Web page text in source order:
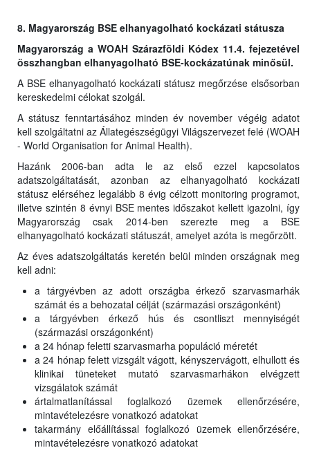
8. Magyarország BSE elhanyagolható kockázati státusza
Magyarország a WOAH Szárazföldi Kódex 11.4. fejezetével
összhangban elhanyagolható BSE-kockázatúnak minősül.
A BSE elhanyagolható kockázati státusz megőrzése elsősorban
kereskedelmi célokat szolgál.
A státusz fenntartásához minden év november végéig adatot
kell szolgáltatni az Állategészségügyi Világszervezet felé (WOAH
- World Organisation for Animal Health).
Hazánk 2006-ban adta le az első ezzel kapcsolatos
adatszolgáltatását, azonban az elhanyagolható kockázati
státusz elérséhez legalább 8 évig célzott monitoring programot,
illetve szintén 8 évnyi BSE mentes időszakot kellett igazolni, így
Magyarország csak 2014-ben szerezte meg a BSE
elhanyagolható kockázati státuszát, amelyet azóta is megőrzött.
Az éves adatszolgáltatás keretén belül minden országnak meg
kell adni:
a tárgyévben az adott országba érkező szarvasmarhák
számát és a behozatal célját (származási országonként)
a tárgyévben érkező hús és csontliszt mennyiségét
(származási országonként)
a 24 hónap feletti szarvasmarha populáció méretét
a 24 hónap felett vizsgált vágott, kényszervágott, elhullott és
klinikai tüneteket mutató szarvasmarhákon elvégzett
vizsgálatok számát
ártalmatlanítással foglalkozó üzemek ellenőrzésére,
mintavételezésre vonatkozó adatokat
takarmány előállítással foglalkozó üzemek ellenőrzésére,
mintavételezésre vonatkozó adatokat